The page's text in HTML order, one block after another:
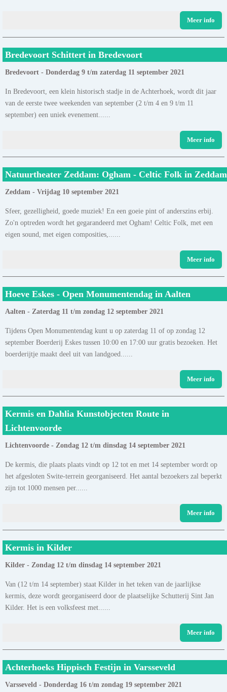
Meer info
Bredevoort Schittert in Bredevoort
Bredevoort - Donderdag 9 t/m zaterdag 11 september 2021
In Bredevoort, een klein historisch stadje in de Achterhoek, wordt dit jaar
van de eerste twee weekenden van september (2 t/m 4 en 9 t/m 11
september) een uniek evenement......
Meer info
Natuurtheater Zeddam: Ogham - Celtic Folk in Zeddam
Zeddam - Vrijdag 10 september 2021
Sfeer, gezelligheid, goede muziek! En een goeie pint of anderszins erbij.
Zo'n optreden wordt het gegarandeerd met Ogham! Celtic Folk, met een
eigen sound, met eigen composities,......
Meer info
Hoeve Eskes - Open Monumentendag in Aalten
Aalten - Zaterdag 11 t/m zondag 12 september 2021
Tijdens Open Monumentendag kunt u op zaterdag 11 of op zondag 12
september Boerderij Eskes tussen 10:00 en 17:00 uur gratis bezoeken. Het
boerderijtje maakt deel uit van landgoed......
Meer info
Kermis en Dahlia Kunstobjecten Route in
Lichtenvoorde
Lichtenvoorde - Zondag 12 t/m dinsdag 14 september 2021
De kermis, die plaats plaats vindt op 12 tot en met 14 september wordt op
het afgesloten Swite-terrein georganiseerd. Het aantal bezoekers zal beperkt
zijn tot 1000 mensen per......
Meer info
Kermis in Kilder
Kilder - Zondag 12 t/m dinsdag 14 september 2021
Van (12 t/m 14 september) staat Kilder in het teken van de jaarlijkse
kermis, deze wordt georganiseerd door de plaatselijke Schutterij Sint Jan
Kilder. Het is een volksfeest met......
Meer info
Achterhoeks Hippisch Festijn in Varsseveld
Varsseveld - Donderdag 16 t/m zondag 19 september 2021